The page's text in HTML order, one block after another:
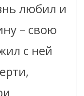
любил и
– свою
с ней